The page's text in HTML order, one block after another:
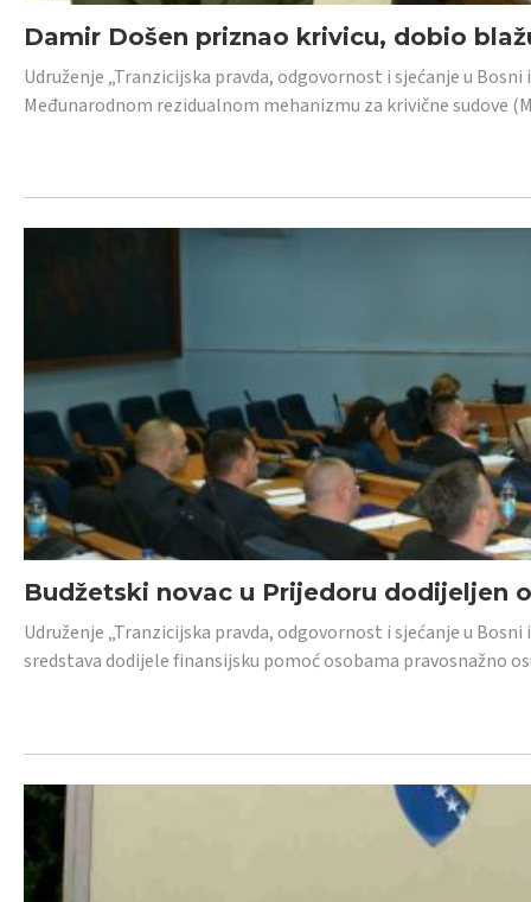
Damir Došen priznao krivicu, dobio
Udruženje „Tranzicijska pravda, odgovornost i sjećanje u
Međunarodnom rezidualnom mehanizmu za krivične sudove
Budžetski novac u Prijedoru dodijeljen
Udruženje „Tranzicijska pravda, odgovornost i sjećanje u
sredstava dodijele finansijsku pomoć osobama pravosnažno